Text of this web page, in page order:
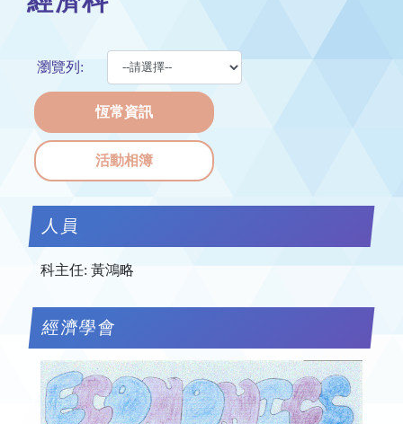
瀏覽列:
恆常資訊
活動相簿
人員
科主任: 黃鴻略
經濟學會